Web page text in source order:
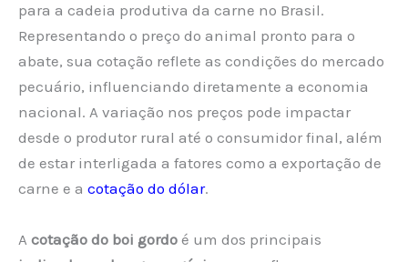
para a cadeia produtiva da carne no Brasil.
Representando o preço do animal pronto para o
abate, sua cotação reflete as condições do mercado
pecuário, influenciando diretamente a economia
nacional. A variação nos preços pode impactar
desde o produtor rural até o consumidor final, além
de estar interligada a fatores como a exportação de
carne e a cotação do dólar.
A cotação do boi gordo é um dos principais